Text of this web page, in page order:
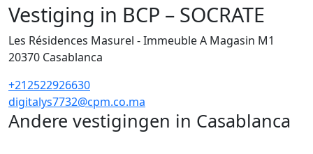
Vestiging in BCP – SOCRATE
Les Résidences Masurel - Immeuble A Magasin M1
20370 Casablanca
+212522926630
digitalys7732@cpm.co.ma
Andere vestigingen in Casablanca